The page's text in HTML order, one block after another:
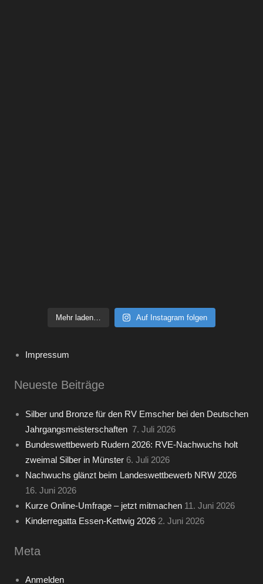
Mehr laden… Auf Instagram folgen
Impressum
Neueste Beiträge
Silber und Bronze für den RV Emscher bei den Deutschen
Jahrgangsmeisterschaften 7. Juli 2026
Bundeswettbewerb Rudern 2026: RVE-Nachwuchs holt
zweimal Silber in Münster 6. Juli 2026
Nachwuchs glänzt beim Landeswettbewerb NRW 2026
16. Juni 2026
Kurze Online-Umfrage – jetzt mitmachen 11. Juni 2026
Kinderregatta Essen-Kettwig 2026 2. Juni 2026
Meta
Anmelden